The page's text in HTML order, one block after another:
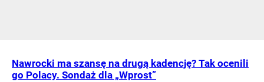
Nawrocki ma szansę na drugą kadencję? Tak ocenili
go Polacy. Sondaż dla „Wprost”